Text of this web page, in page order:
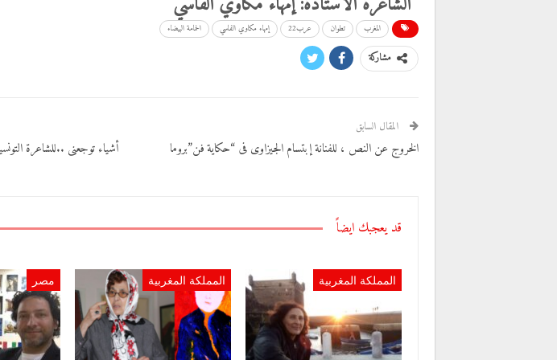
المغرب تطوان عرب22 إمهاء مكاوي الفاسي الحمامة البيضاء
مشاركة
المقال السابق
الخروج عن النص ، للفنانة إبتسام الجيزاوى فى “حكاية فن”بروما أشياء توجعنى ..للشاعرة
قد يعجبك ايضاً
المملكة المغربية المملكة المغربية مصر